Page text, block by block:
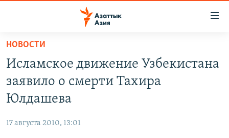
Вернуться
основному
содержанию
Вернутся
главной
навигацииТАДЖИКИСТАН
ВОЙНА В УКРАИНЕ
ҚАЗАҚША
НОВОСТИ
Исламское движение Узбекистана
заявило о смерти Тахира
Юлдашева
17 августа 2010, 13:01